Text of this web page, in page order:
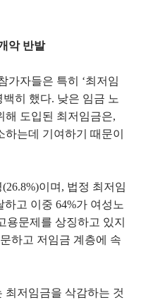
악 반발
가자들은 특히 ‘최저임
히 했다. 낮은 임금 노
해 도입된 최저임금은,
는데 기여하기 때문이
이며, 법정 최저임
하고 이중 64%가 여성노
용문제를 상징하고 있지
하고 저임금 계층에 속
최저임금을 삭감하는 것